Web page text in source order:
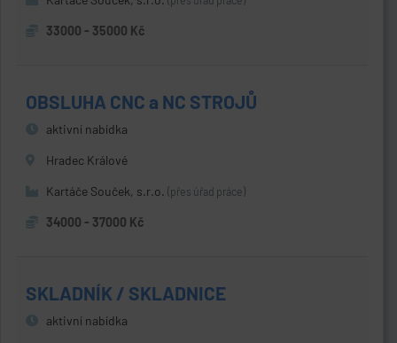
33000 - 35000 Kč
OBSLUHA CNC a NC STROJŮ
aktivní nabídka
Hradec Králové
Kartáče Souček, s.r.o. (přes úřad práce)
34000 - 37000 Kč
SKLADNÍK / SKLADNICE
aktivní nabídka